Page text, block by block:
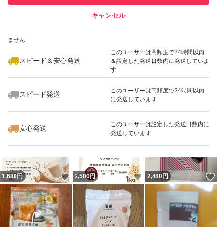
ません
スピード＆安心発送
このユーザーは高頻度で24時間以内
＆設定した発送日数内に発送していま
す
スピード発送
このユーザーは高頻度で24時間以内
に発送しています
安心発送
このユーザーは設定した発送日数内に
発送しています
キャンセル
いいね！
3,300
1,680円 いいね！
2,500円 いいね！
2,480円